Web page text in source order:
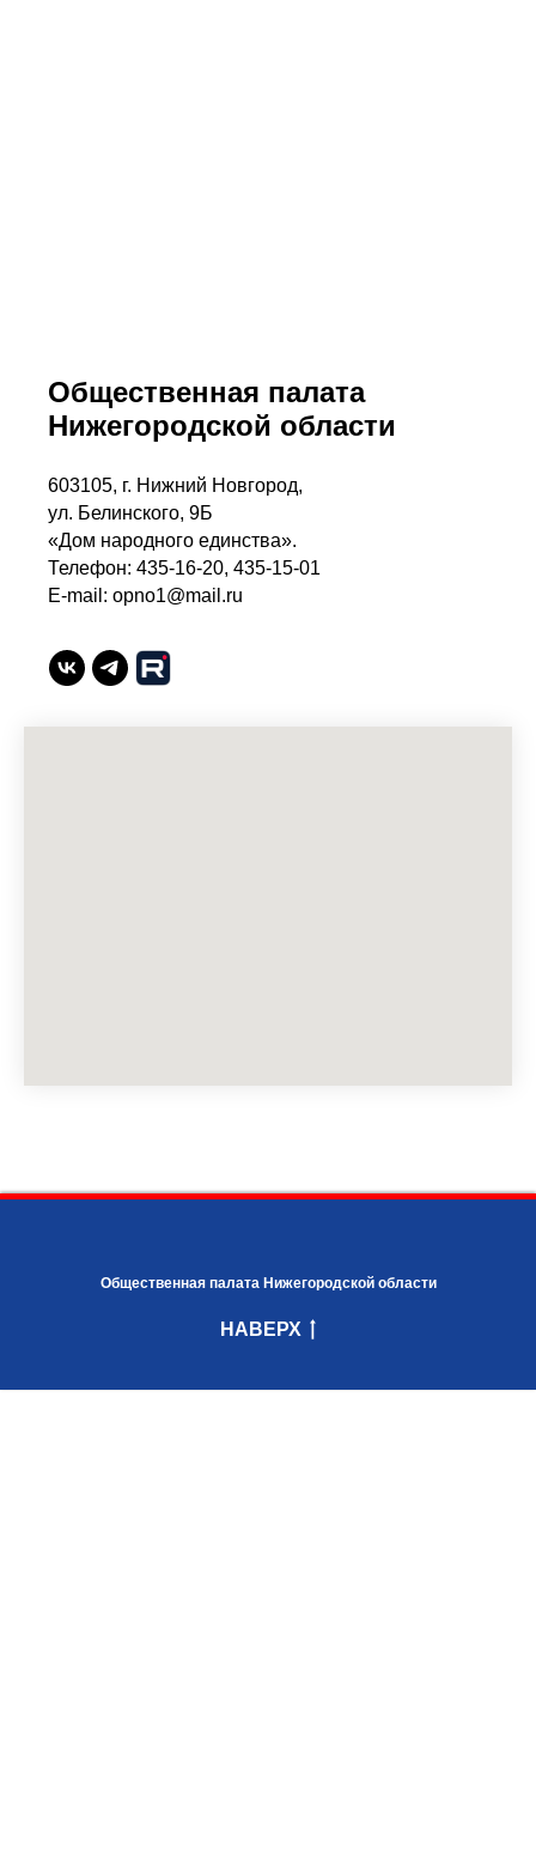
Общественная палата
Нижегородской области
603105, г. Нижний Новгород,
ул. Белинского, 9Б
«Дом народного единства».
Телефон: 435-16-20, 435-15-01
E-mail: opno1@mail.ru
Общественная палата Нижегородской области
НАВЕРХ